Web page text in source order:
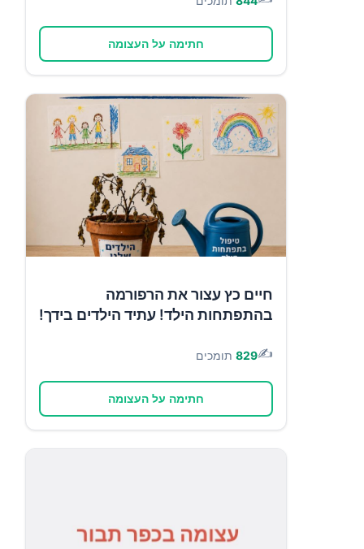
חתימה על העצומה
חיים כץ עצור את הרפורמה
בהתפתחות הילד! עתיד הילדים בידך!
✍️
829 תומכים
חתימה על העצומה